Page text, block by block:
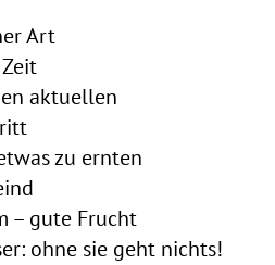
Art
aktuellen
zu ernten
– gute Frucht
ohne sie geht nichts!